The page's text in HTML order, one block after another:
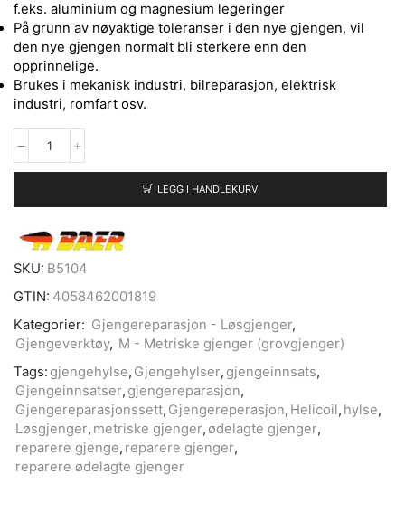
f.eks. aluminium og magnesium legeringer
På grunn av nøyaktige toleranser i den nye gjengen, vil
den nye gjengen normalt bli sterkere enn den
opprinnelige.
Brukes i mekanisk industri, bilreparasjon, elektrisk
industri, romfart osv.
LEGG I HANDLEKURV
SKU: B5104
GTIN: 4058462001819
Kategorier: Gjengereparasjon - Løsgjenger,
Gjengeverktøy, M - Metriske gjenger (grovgjenger)
Tags: gjengehylse, Gjengehylser, gjengeinnsats,
Gjengeinnsatser, gjengereparasjon,
Gjengereparasjonssett, Gjengereperasjon, Helicoil, hylse,
Løsgjenger, metriske gjenger, ødelagte gjenger,
reparere gjenge, reparere gjenger,
reparere ødelagte gjenger